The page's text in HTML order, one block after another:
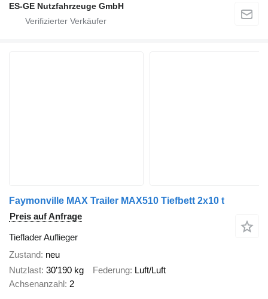
ES-GE Nutzfahrzeuge GmbH
Faymonville MAX Trailer MAX510 Tiefbett 2x10 t
Preis auf Anfrage
Tieflader Auflieger
Zustand neu
Nutzlast 30’190 kg Federung Luft/Luft
Achsenanzahl 2